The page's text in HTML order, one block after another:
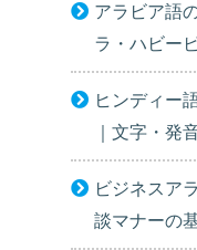
アラビア語
ラ・ハビー
ヒンディー
｜文字・発
ビジネスア
談マナーの